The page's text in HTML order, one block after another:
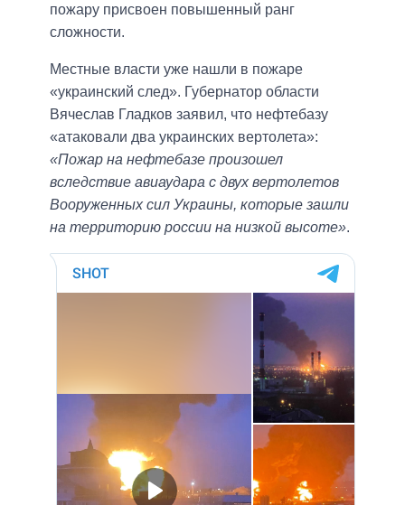
пожару присвоен повышенный ранг
сложности.
Местные власти уже нашли в пожаре
«украинский след». Губернатор области
Вячеслав Гладков заявил, что нефтебазу
«атаковали два украинских вертолета»:
«Пожар на нефтебазе произошел
вследствие авиаудара с двух вертолетов
Вооруженных сил Украины, которые зашли
на территорию россии на низкой высоте».